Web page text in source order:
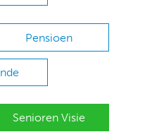
Pensioen
Senioren Visie